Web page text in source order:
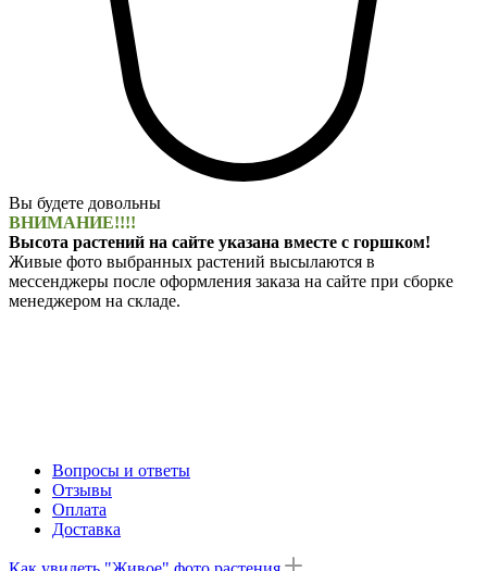
Вы будете довольны
ВНИМАНИЕ!!!!
Высота растений на сайте указана вместе с горшком!
Живые фото выбранных растений высылаются в
мессенджеры после оформления заказа на сайте при сборке
менеджером на складе.
Вопросы и ответы
Отзывы
Оплата
Доставка